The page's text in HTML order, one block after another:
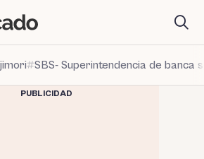
SBS- Superintendencia de banca
PUBLICIDAD